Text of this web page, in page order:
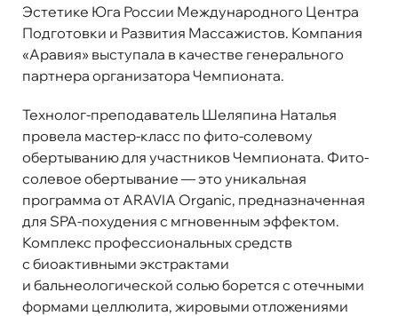
Эстетике Юга России Международного Центра
Подготовки и Развития Массажистов. Компания
«Аравия» выступала в качестве генерального
партнера организатора Чемпионата.
Технолог-преподаватель Шеляпина Наталья
провела мастер-класс по фито-солевому
обертыванию для участников Чемпионата. Фито-
солевое обертывание — это уникальная
программа от ARAVIA Organic, предназначенная
для SPA-похудения с мгновенным эффектом.
Комплекс профессиональных средств
с биоактивными экстрактами
и бальнеологической солью борется с отечными
формами целлюлита, жировыми отложениями